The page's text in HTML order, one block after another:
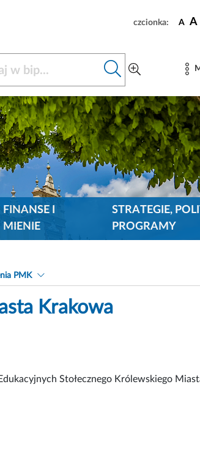
czcionka: A A
FINANSE I
MIENIE
STRATEGIE,
PROGRAMY
PMK
Krakowa
Stołecznego Królewskiego